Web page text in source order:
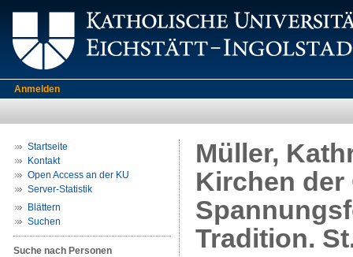
Anmelden
Startseite
Kontakt
Open Access an der KU
Server-Statistik
Blättern
Suchen
Suche nach Personen
Müller,
Kirchen
Tradition.